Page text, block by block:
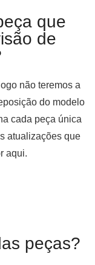
que
de
não teremos a
do modelo
cada peça única
atualizações que
aqui.
peças?